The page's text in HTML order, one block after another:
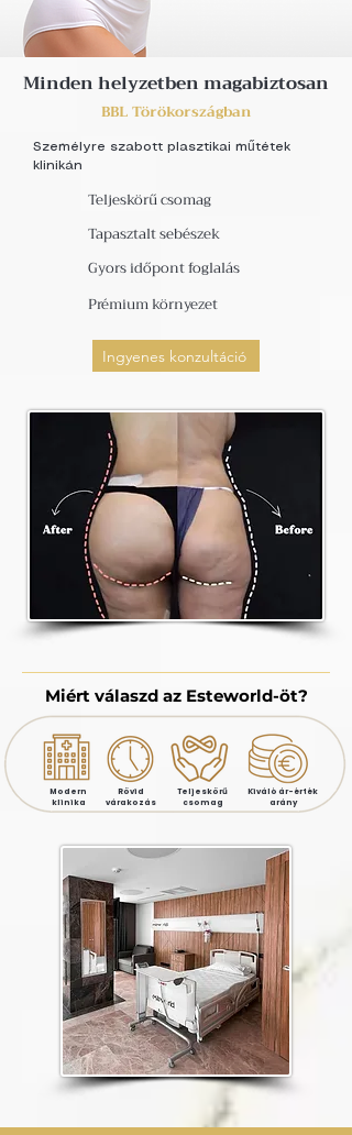
Minden helyzetben magabiztosan
BBL Törökországban
Személyre szabott plasztikai műtétek
klinikán
Teljeskörű csomag
Tapasztalt sebészek
Gyors időpont foglalás
Prémium környezet
Ingyenes konzultáció
Miért válaszd az Esteworld-öt?
Modern
klinika
Rövid
várakozás
Teljeskörű
csomag
Kiváló ár-érték
arány